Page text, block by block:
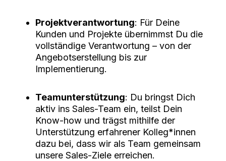
Projektverantwortung: Für Deine
Kunden und Projekte übernimmst Du die
vollständige Verantwortung – von der
Angebotserstellung bis zur
Implementierung.
Teamunterstützung: Du bringst Dich
aktiv ins Sales-Team ein, teilst Dein
Know-how und trägst mithilfe der
Unterstützung erfahrener Kolleg*innen
dazu bei, dass wir als Team gemeinsam
unsere Sales-Ziele erreichen.